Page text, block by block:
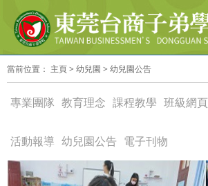
當前位置： 主頁> 幼兒園 > 幼兒園公告
專業團隊 教育理念 課程教學 班級網頁
活動報導 幼兒園公告 電子刊物